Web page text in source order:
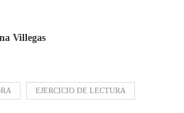
Villegas
EJERCICIO DE LECTURA